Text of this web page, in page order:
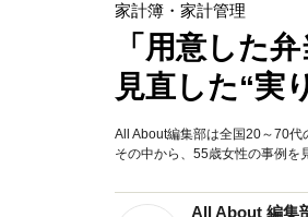
家計簿・家計管理
「用意した
見直した“実
All About編集部は全国20～70
その中から、55歳女性の事例
All About 編集